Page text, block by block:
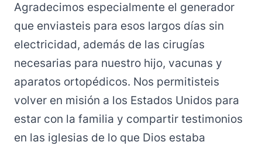
Agradecimos especialmente el generador
que enviasteis para esos largos días sin
electricidad, además de las cirugías
necesarias para nuestro hijo, vacunas y
aparatos ortopédicos. Nos permitisteis
volver en misión a los Estados Unidos para
estar con la familia y compartir testimonios
en las iglesias de lo que Dios estaba